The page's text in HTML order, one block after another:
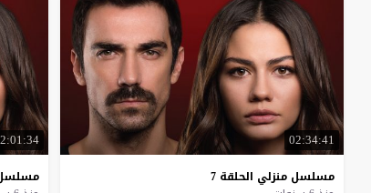
02:34:41
مسلسل منزلي الحلقة 7